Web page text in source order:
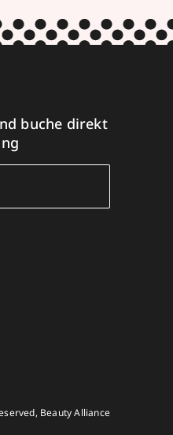
buche direkt
Beauty Alliance